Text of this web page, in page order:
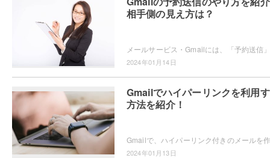
相手側の見え方は？
2024年01月14日
Gmailでハイパーリンクを利用
方法を紹介！
2024年01月13日